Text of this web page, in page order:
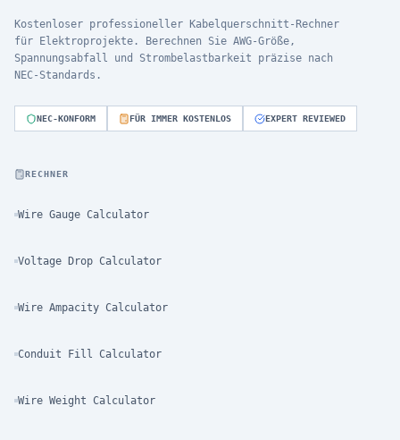
Kostenloser professioneller Kabelquerschnitt-Rechner
für Elektroprojekte. Berechnen Sie AWG-Größe,
Spannungsabfall und Strombelastbarkeit präzise nach
NEC-Standards.
NEC-KONFORM FÜR IMMER KOSTENLOS EXPERT REVIEWED
RECHNER
Wire Gauge Calculator
Voltage Drop Calculator
Wire Ampacity Calculator
Conduit Fill Calculator
Wire Weight Calculator